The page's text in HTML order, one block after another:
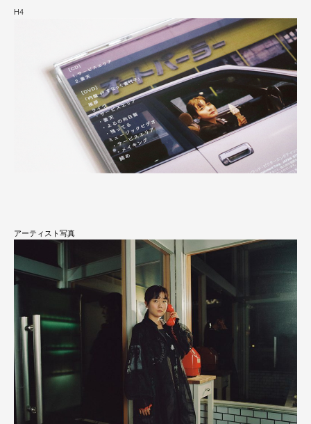
H4
アーティスト写真